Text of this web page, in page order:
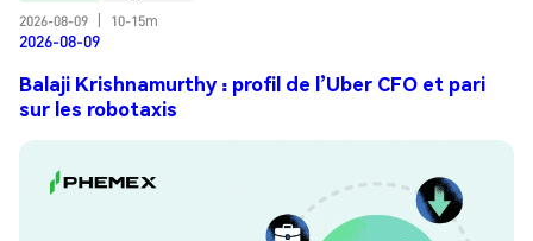
2026-08-09
10-15m
2026-08-09
Balaji Krishnamurthy : profil de l’Uber CFO et pari
sur les robotaxis